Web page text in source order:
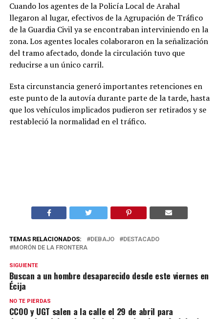
Cuando los agentes de la Policía Local de Arahal
llegaron al lugar, efectivos de la Agrupación de Tráfico
de la Guardia Civil ya se encontraban interviniendo en la
zona. Los agentes locales colaboraron en la señalización
del tramo afectado, donde la circulación tuvo que
reducirse a un único carril.
Esta circunstancia generó importantes retenciones en
este punto de la autovía durante parte de la tarde, hasta
que los vehículos implicados pudieron ser retirados y se
restableció la normalidad en el tráfico.
TEMAS RELACIONADOS: DEBAJO
DESTACADO
MORÓN DE LA FRONTERA
SIGUIENTE
Buscan a un hombre desaparecido desde este viernes en
Écija
NO TE PIERDAS
CCOO y UGT salen a la calle el 29 de abril para